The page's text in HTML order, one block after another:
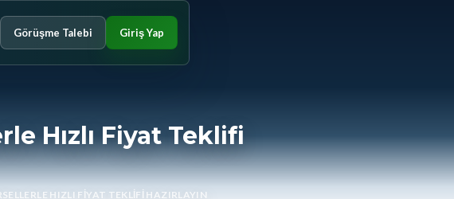
Görüşme Talebi Giriş Yap
Hızlı Fiyat Teklifi
HIZLI FIYAT TEKLIFI HAZIRLAYIN